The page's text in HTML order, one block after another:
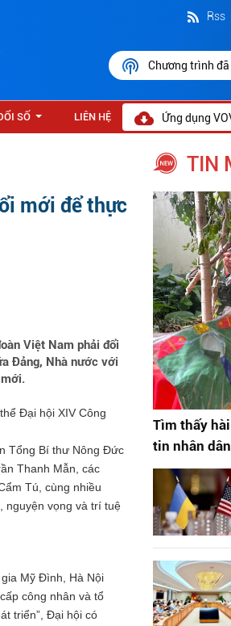
Rss
Chương trình
SỐ LIÊN HỆ Ứng dụng
mới để thực
Việt Nam phải đổi
Đảng, Nhà nước với
Đại hội XIV Công
Tổng Bí thư Nông Đức
Thanh Mẫn, các
Tú, cùng nhiều
nguyện vọng và trí tuệ
Mỹ Đình, Hà Nội
công nhân và tổ
triển”, Đại hội có
TIN
Tìm thấy
tin nhân